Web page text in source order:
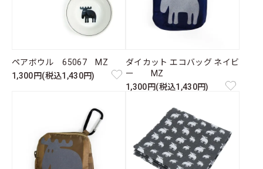
ペアボウル 65067 MZ
1,300円(税込1,430円)
ダイカット エコバッグ ネイビ
ー MZ
1,300円(税込1,430円)